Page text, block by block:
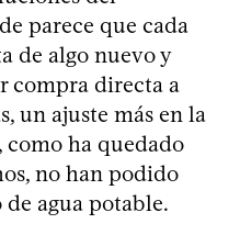
parece que cada
de algo nuevo y
compra directa a
un ajuste más en la
como ha quedado
no han podido
agua potable.